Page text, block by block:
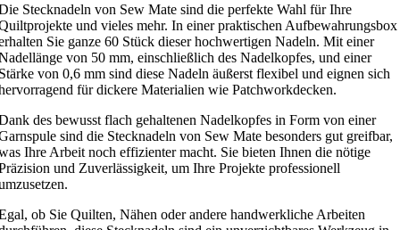
Stecknadeln von Sew Mate sind die perfekte Wahl für Ihre
und vieles mehr. In einer praktischen Aufbewahrungsbox
Sie ganze 60 Stück dieser hochwertigen Nadeln. Mit einer
von 50 mm, einschließlich des Nadelkopfes, und einer
von 0,6 mm sind diese Nadeln äußerst flexibel und eignen sich
für dickere Materialien wie Patchworkdecken.
des bewusst flach gehaltenen Nadelkopfes in Form von einer
sind die Stecknadeln von Sew Mate besonders gut greifbar,
Ihre Arbeit noch effizienter macht. Sie bieten Ihnen die nötige
und Zuverlässigkeit, um Ihre Projekte professionell
ob Sie Quilten, Nähen oder andere handwerkliche Arbeiten